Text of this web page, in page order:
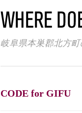
岐阜県本巣郡北方
CODE for GIFU